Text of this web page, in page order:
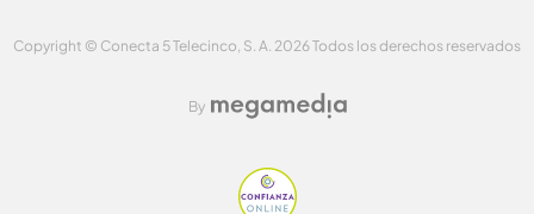
Copyright © Conecta 5 Telecinco, S. A. 2026 Todos los derechos reservados
By